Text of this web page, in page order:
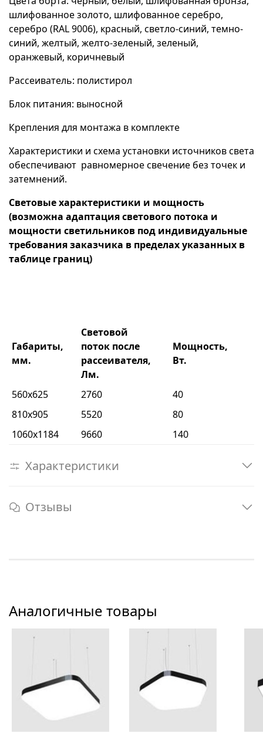
шлифованное золото, шлифованное серебро,
серебро (RAL 9006), красный, светло-синий, темно-
синий, желтый, желто-зеленый, зеленый,
оранжевый, коричневый
Рассеиватель: полистирол
Блок питания: выносной
Крепления для монтажа в комплекте
Характеристики и схема установки источников света
обеспечивают равномерное свечение без точек и
затемнений.
Световые характеристики и мощность
(возможна адаптация светового потока и
мощности светильников под индивидуальные
требования заказчика в пределах указанных в
таблице границ)
Габариты,
мм.
Световой
поток после
рассеивателя,
Лм.
Мощность,
Вт.
560х625 2760
40
810х905
5520
80
1060х1184
9660 140
Характеристики
Отзывы
Аналогичные товары